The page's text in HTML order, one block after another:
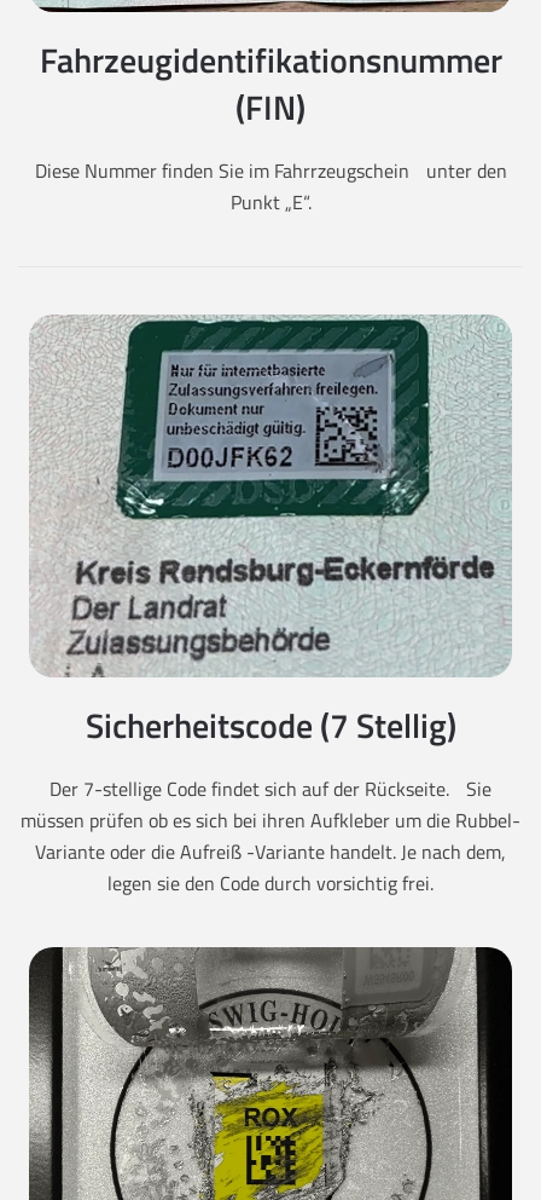
Fahrzeugidentifikationsnummer
(FIN)
Diese Nummer finden Sie im Fahrrzeugschein unter den
Punkt „E“.
Sicherheitscode (7 Stellig)
Der 7-stellige Code findet sich auf der Rückseite. Sie
müssen prüfen ob es sich bei ihren Aufkleber um die Rubbel-
Variante oder die Aufreiß -Variante handelt. Je nach dem,
legen sie den Code durch vorsichtig frei.